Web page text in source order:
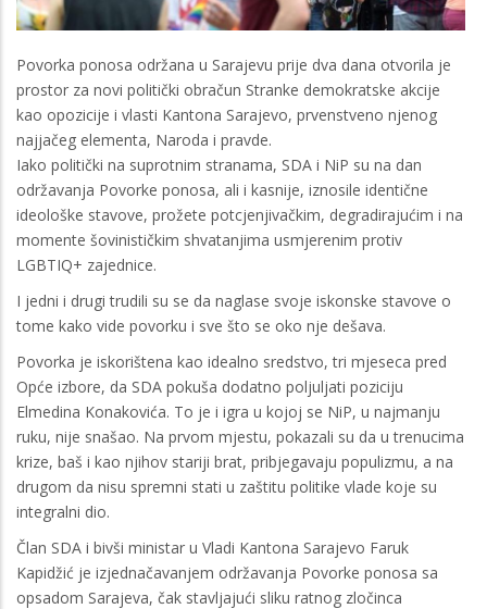
Povorka ponosa održana u Sarajevu prije dva dana otvorila je
prostor za novi politički obračun Stranke demokratske akcije
kao opozicije i vlasti Kantona Sarajevo, prvenstveno njenog
najjačeg elementa, Naroda i pravde.
Iako politički na suprotnim stranama, SDA i NiP su na dan
održavanja Povorke ponosa, ali i kasnije, iznosile identične
ideološke stavove, prožete potcjenjivačkim, degradirajućim i na
momente šovinističkim shvatanjima usmjerenim protiv
LGBTIQ+ zajednice.
I jedni i drugi trudili su se da naglase svoje iskonske stavove o
tome kako vide povorku i sve što se oko nje dešava.
Povorka je iskorištena kao idealno sredstvo, tri mjeseca pred
Opće izbore, da SDA pokuša dodatno poljuljati poziciju
Elmedina Konakovića. To je i igra u kojoj se NiP, u najmanju
ruku, nije snašao. Na prvom mjestu, pokazali su da u trenucima
krize, baš i kao njihov stariji brat, pribjegavaju populizmu, a na
drugom da nisu spremni stati u zaštitu politike vlade koje su
integralni dio.
Član SDA i bivši ministar u Vladi Kantona Sarajevo Faruk
Kapidžić je izjednačavanjem održavanja Povorke ponosa sa
opsadom Sarajeva, čak stavljajući sliku ratnog zločinca